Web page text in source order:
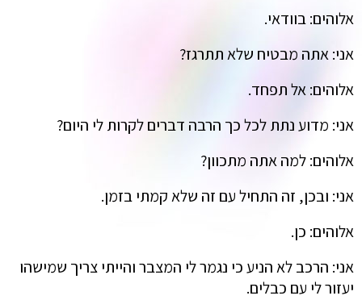
אלוהים: בוודאי.
אני: אתה מבטיח שלא תתרגז?
אלוהים: אל תפחד.
אני: מדוע נתת לכל כך הרבה דברים לקרות לי היום?
אלוהים: למה אתה מתכוון?
אני: ובכן, זה התחיל עם זה שלא קמתי בזמן.
אלוהים: כן.
אני: הרכב לא הניע כי נגמר לי המצבר והייתי צריך שמישהו
יעזור לי עם כבלים.